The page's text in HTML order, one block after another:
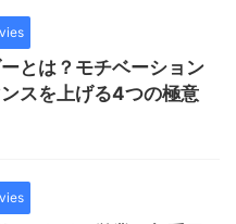
とは？モチベーション
スを上げる4つの極意